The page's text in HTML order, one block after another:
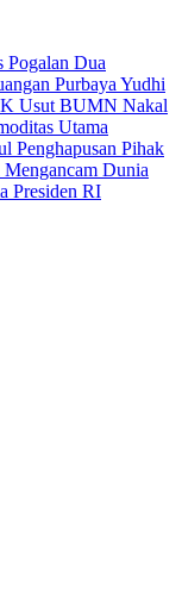
Pogalan Dua
Purbaya Yudhi
Usut BUMN Nakal
Utama
Penghapusan Pihak
Dunia
Presiden RI